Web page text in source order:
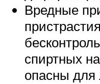
Вредные
спиртных
опасны